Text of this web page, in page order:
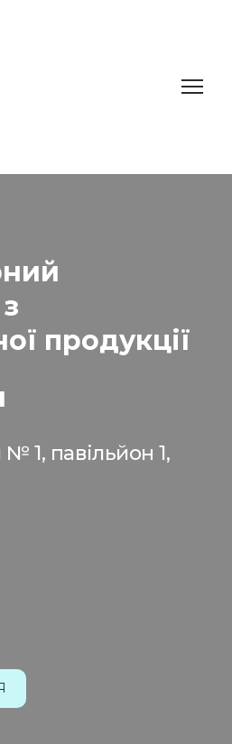
продукції
№ 1, павільйон 1,